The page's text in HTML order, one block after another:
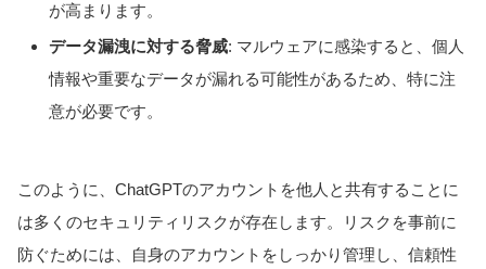
が高まります。
データ漏洩に対する脅威: マルウェアに感染すると、個人
情報や重要なデータが漏れる可能性があるため、特に注
意が必要です。
このように、ChatGPTのアカウントを他人と共有することに
は多くのセキュリティリスクが存在します。リスクを事前に
防ぐためには、自身のアカウントをしっかり管理し、信頼性